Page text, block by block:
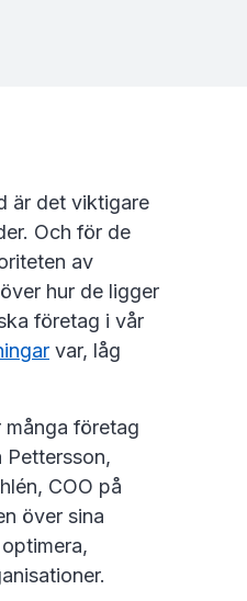
är det viktigare
Och för de
av
hur de ligger
företag i vår
var, låg
företag
Pettersson,
COO på
över sina